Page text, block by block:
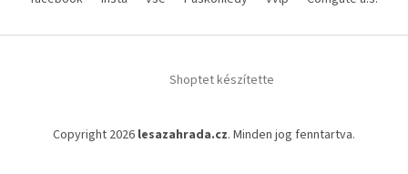
Shoptet készítette
Copyright 2026 lesazahrada.cz. Minden jog fenntartva.